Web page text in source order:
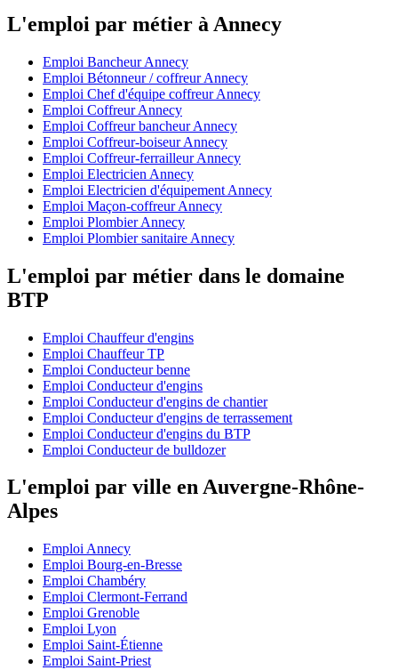
L'emploi par métier à Annecy
Emploi Bancheur Annecy
Emploi Bétonneur / coffreur Annecy
Emploi Chef d'équipe coffreur Annecy
Emploi Coffreur Annecy
Emploi Coffreur bancheur Annecy
Emploi Coffreur-boiseur Annecy
Emploi Coffreur-ferrailleur Annecy
Emploi Electricien Annecy
Emploi Electricien d'équipement Annecy
Emploi Maçon-coffreur Annecy
Emploi Plombier Annecy
Emploi Plombier sanitaire Annecy
L'emploi par métier dans le domaine
BTP
Emploi Chauffeur d'engins
Emploi Chauffeur TP
Emploi Conducteur benne
Emploi Conducteur d'engins
Emploi Conducteur d'engins de chantier
Emploi Conducteur d'engins de terrassement
Emploi Conducteur d'engins du BTP
Emploi Conducteur de bulldozer
L'emploi par ville en Auvergne-Rhône-
Alpes
Emploi Annecy
Emploi Bourg-en-Bresse
Emploi Chambéry
Emploi Clermont-Ferrand
Emploi Grenoble
Emploi Lyon
Emploi Saint-Étienne
Emploi Saint-Priest